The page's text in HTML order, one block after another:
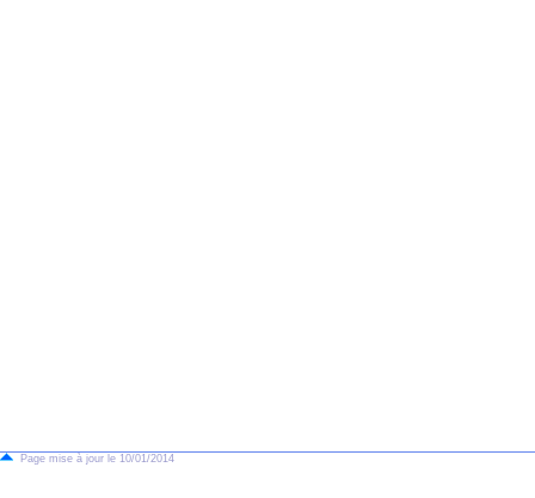
Page mise à jour le 10/01/2014